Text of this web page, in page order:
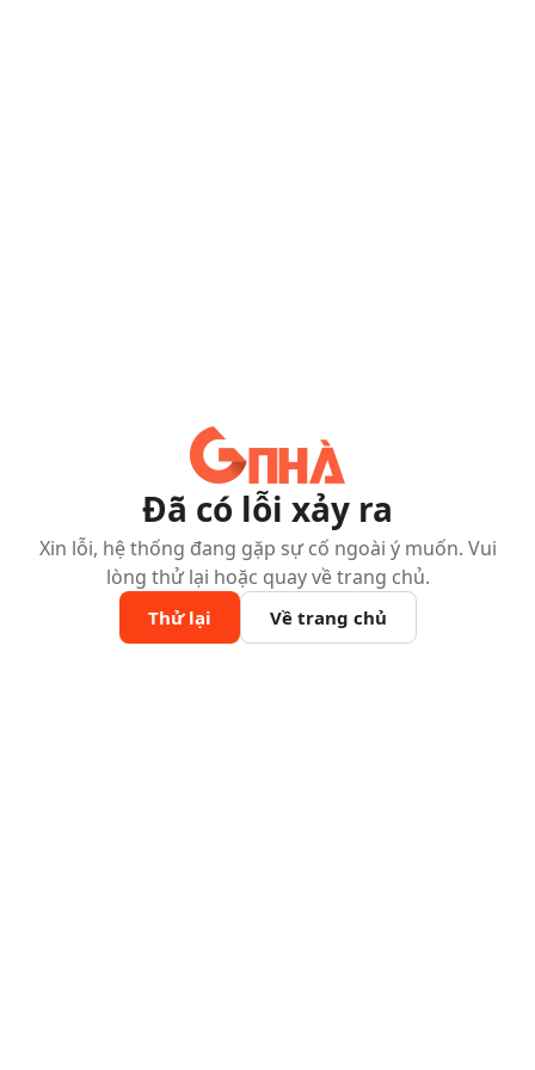
Đã có lỗi xảy ra
Xin lỗi, hệ thống đang gặp sự cố ngoài ý muốn. Vui
lòng thử lại hoặc quay về trang chủ.
Thử lại Về trang chủ